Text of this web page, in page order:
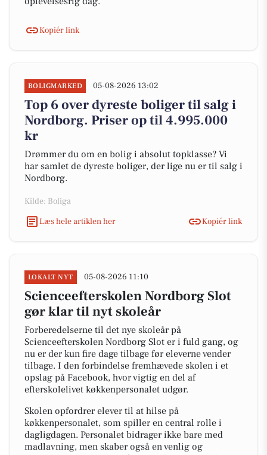
Kopiér link
BOLIGMARKED 05-08-2026 13:02
Top 6 over dyreste boliger til salg i
Nordborg. Priser op til 4.995.000
kr
Drømmer du om en bolig i absolut topklasse? Vi
har samlet de dyreste boliger, der lige nu er til salg i
Nordborg.
Kilde: Boliga
Læs hele artiklen her
Kopiér link
LOKALT NYT 05-08-2026 11:10
Scienceefterskolen Nordborg Slot
gør klar til nyt skoleår
Forberedelserne til det nye skoleår på
Scienceefterskolen Nordborg Slot er i fuld gang, og
nu er der kun fire dage tilbage før eleverne vender
tilbage. I den forbindelse fremhævede skolen i et
opslag på Facebook, hvor vigtig en del af
efterskolelivet køkkenpersonalet udgør.
Skolen opfordrer elever til at hilse på
køkkenpersonalet, som spiller en central rolle i
dagligdagen. Personalet bidrager ikke bare med
madlavning, men skaber også en venlig og